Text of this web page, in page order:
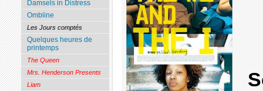
Damsels in Distress
Ombline
Les Jours comptés
Quelques heures de
printemps
The Queen
Mrs. Henderson Presents
Liam